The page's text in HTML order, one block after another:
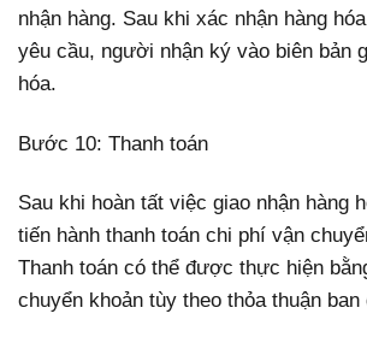
nhận hàng. Sau khi xác nhận hàng
yêu cầu, người nhận ký vào biên bản
hóa.
Bước 10: Thanh toán
Sau khi hoàn tất việc giao nhận hàng
tiến hành thanh toán chi phí vận
Thanh toán có thể được thực hiện
chuyển khoản tùy theo thỏa thuận ban